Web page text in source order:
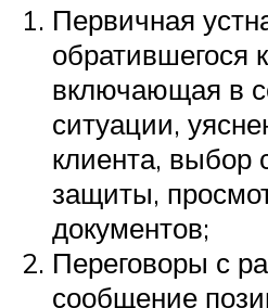
Первичная
обратившегося
включающая в
ситуации,
клиента, выбор
защиты,
документов;
Переговоры с
сообщение